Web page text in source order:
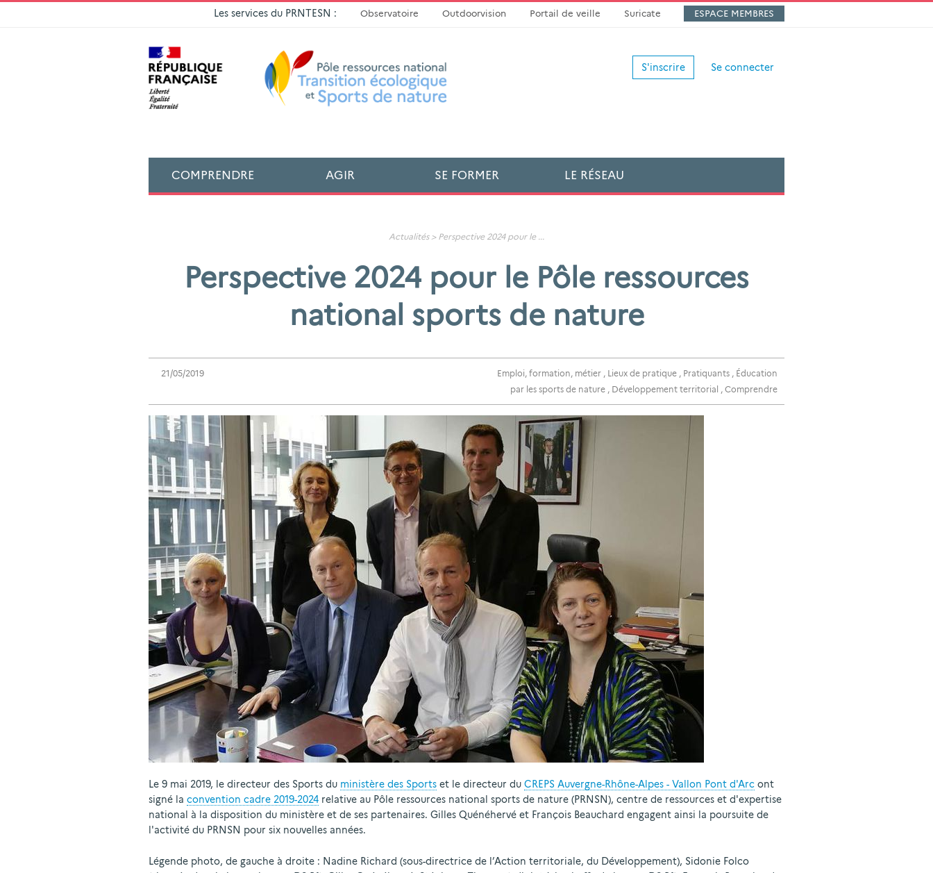
Les services du PRNTESN : Observatoire Outdoorvision Portail de veille Suricate ESPACE MEMBRES
S'inscrire Se connecter
COMPRENDRE AGIR SE FORMER LE RÉSEAU
Actualités> Perspective 2024 pour le
Perspective 2024 pour le Pôle ressources
national sports de nature
21/05/2019 Emploi, formation, métier , Lieux de pratique , Pratiquants , Éducation
par les sports de nature , Développement territorial , Comprendre
Le 9 mai 2019, le directeur des Sports du ministère des Sports et le directeur du CREPS Auvergne-Rhône-Alpes - Vallon Pont d'Arc ont
signé la convention cadre 2019-2024 relative au Pôle ressources national sports de nature (PRNSN), centre de ressources et d'expertise
national à la disposition du ministère et de ses partenaires. Gilles Quénéhervé et François Beauchard engagent ainsi la poursuite de
l'activité du PRNSN pour six nouvelles années.
Légende photo, de gauche à droite : Nadine Richard (sous-directrice de l’Action territoriale, du Développement), Sidonie Folco